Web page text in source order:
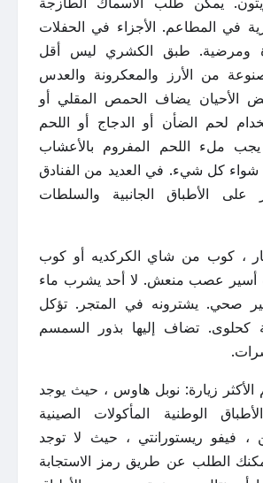
في المطاعم. الأجزاء في الحفلات
ومرضية. طبق الكشري ليس أقل
من الأرز والمعكرونة والعدس
الأحيان يضاف الحمص المقلي أو
لحم الضأن أو الدجاج أو اللحم
ملء اللحم المفروم بالأعشاب
شواء كل شيء. في العديد من الفنادق
على الأطباق الجانبية والسلطات
، كوب من شاي الكركديه أو كوب
عصب منعش. لا أحد يشرب ماء
صحي. يشترونه في المتجر. تؤكل
كحلوى. تضاف إليها بذور السمسم
زيارة: نوبل هاوس ، حيث يوجد
الوطنية المأكولات الصينية
، فيفو ريستورانتي ، حيث لا توجد
الطلب عن طريق رمز الاستجابة